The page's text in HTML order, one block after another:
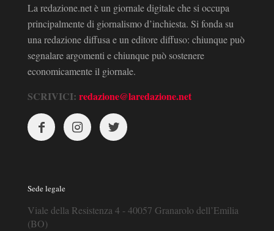
La redazione.net è un giornale digitale che si occupa
principalmente di giornalismo d’inchiesta. Si fonda su
una redazione diffusa e un editore diffuso: chiunque può
segnalare argomenti e chiunque può sostenere
economicamente il giornale.
SCRIVICI: redazione@laredazione.net
Sede legale
Viale della Resistenza 4 - 40057 Granarolo dell’Emilia
(BO)